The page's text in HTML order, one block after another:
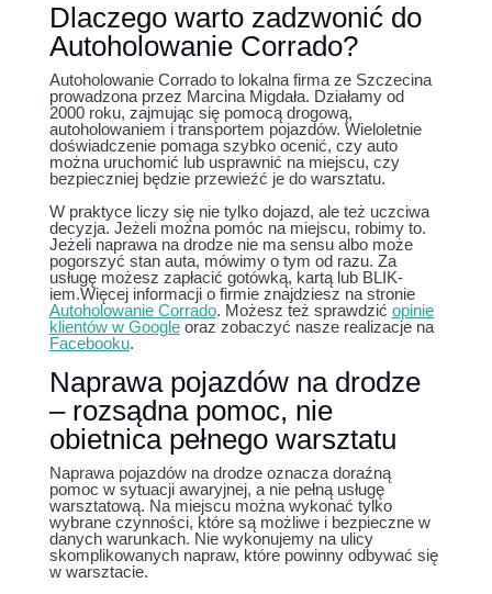
Dlaczego warto zadzwonić do
Autoholowanie Corrado?
Autoholowanie Corrado to lokalna firma ze Szczecina
prowadzona przez Marcina Migdała. Działamy od
2000 roku, zajmując się pomocą drogową,
autoholowaniem i transportem pojazdów. Wieloletnie
doświadczenie pomaga szybko ocenić, czy auto
można uruchomić lub usprawnić na miejscu, czy
bezpieczniej będzie przewieźć je do warsztatu.
W praktyce liczy się nie tylko dojazd, ale też uczciwa
decyzja. Jeżeli można pomóc na miejscu, robimy to.
Jeżeli naprawa na drodze nie ma sensu albo może
pogorszyć stan auta, mówimy o tym od razu. Za
usługę możesz zapłacić gotówką, kartą lub BLIK-
iem.Więcej informacji o firmie znajdziesz na stronie
Autoholowanie Corrado. Możesz też sprawdzić opinie
klientów w Googleoraz zobaczyć nasze realizacje na
Facebooku.
Naprawa pojazdów na drodze
– rozsądna pomoc, nie
obietnica pełnego warsztatu
Naprawa pojazdów na drodze oznacza doraźną
pomoc w sytuacji awaryjnej, a nie pełną usługę
warsztatową. Na miejscu można wykonać tylko
wybrane czynności, które są możliwe i bezpieczne w
danych warunkach. Nie wykonujemy na ulicy
skomplikowanych napraw, które powinny odbywać się
w warsztacie.